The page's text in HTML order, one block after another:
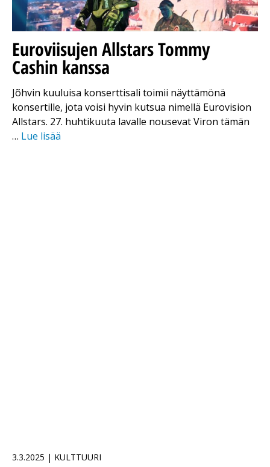
Euroviisujen Allstars Tommy
Cashin kanssa
Jõhvin kuuluisa konserttisali toimii näyttämönä
konsertille, jota voisi hyvin kutsua nimellä Eurovision
Allstars. 27. huhtikuuta lavalle nousevat Viron tämän
… Lue lisää
3.3.2025 | KULTTUURI